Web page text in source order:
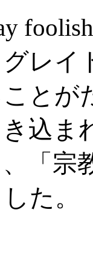
グレ
とが
込ま
「宗
た。